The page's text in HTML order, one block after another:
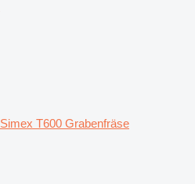
Simex T600 Grabenfräse